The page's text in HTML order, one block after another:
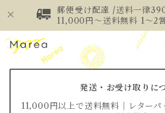
郵便受け配達 /送料一律
11,000円～送料無料 1～2
発送・お受け取りに
11,000円以上で送料無料│レターパ